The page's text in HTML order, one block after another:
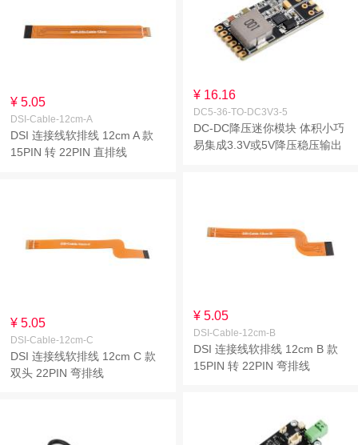
¥ 16.16
DC5-36-TO-DC3V3-5
DC-DC降压迷你模块 体积小巧
易集成3.3V或5V降压稳压输出
¥ 5.05
DSI-Cable-12cm-A
DSI 连接线软排线 12cm A 款
15PIN 转 22PIN 直排线
¥ 5.05
DSI-Cable-12cm-B
DSI 连接线软排线 12cm B 款
15PIN 转 22PIN 弯排线
¥ 5.05
DSI-Cable-12cm-C
DSI 连接线软排线 12cm C 款
双头 22PIN 弯排线